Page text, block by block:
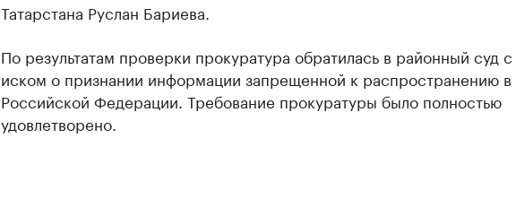
Татарстана Руслан Бариева.
По результатам проверки прокуратура обратилась в районный суд с
иском о признании информации запрещенной к распространению в
Российской Федерации. Требование прокуратуры было полностью
удовлетворено.